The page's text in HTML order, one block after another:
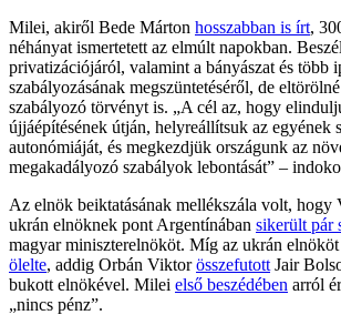
Milei, akiről Bede Márton hosszabban is írt,
néhányat ismertetett az elmúlt napokban.
privatizációjáról, valamint a bányászat és több
szabályozásának megszüntetéséről, de
szabályozó törvényt is. „A cél az, hogy
újjáépítésének útján, helyreállítsuk az egyének
autonómiáját, és megkezdjük országunk az
megakadályozó szabályok lebontását” –
Az elnök beiktatásának mellékszála volt,
ukrán elnöknek pont Argentínában sikerült pár
magyar miniszterelnököt. Míg az ukrán
ölelte, addig Orbán Viktorösszefutott Jair
bukott elnökével. Milei első beszédében arról
„nincs pénz”.